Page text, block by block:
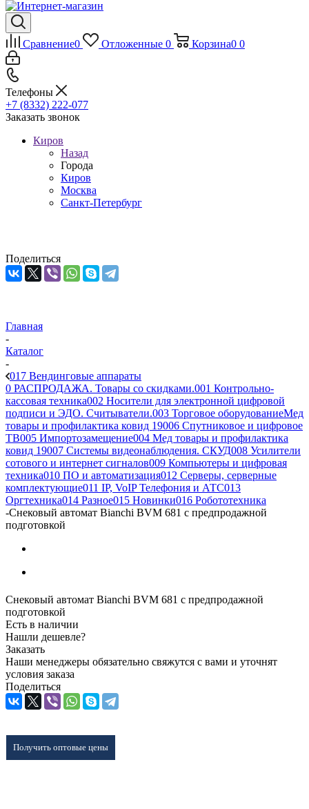
Сравнение0 Отложенные 0 Корзина0 0
Телефоны
+7 (8332) 222-077
Заказать звонок
Киров
Назад
Города
Киров
Москва
Санкт-Петербург
Поделиться
Главная
-
Каталог
-
017 Вендинговые аппараты
0 РАСПРОДАЖА. Товары со скидками.001 Контрольно-
кассовая техника002 Носители для электронной цифровой
подписи и ЭДО. Считыватели.003 Торговое оборудованиеМед
товары и профилактика ковид 19006 Спутниковое и цифровое
ТВ005 Импортозамещение004 Мед товары и профилактика
ковид 19007 Системы видеонаблюдения. СКУД008 Усилители
сотового и интернет сигналов009 Компьютеры и цифровая
техника010 ПО и автоматизация012 Серверы, серверные
комплектующие011 IP, VoIP Телефония и АТС013
Оргтехника014 Разное015 Новинки016 Робототехника
-Снековый автомат Bianchi BVM 681 с предпродажной
подготовкой
Снековый автомат Bianchi BVM 681 с предпродажной
подготовкой
Есть в наличии
Нашли дешевле?
Заказать
Наши менеджеры обязательно свяжутся с вами и уточнят
условия заказа
Поделиться
Получить оптовые цены